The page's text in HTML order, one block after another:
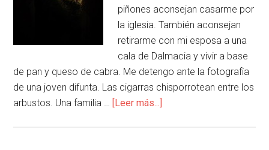
piñones aconsejan casarme por
la iglesia. También aconsejan
retirarme con mi esposa a una
cala de Dalmacia y vivir a base
de pan y queso de cabra. Me detengo ante la fotografía
de una joven difunta. Las cigarras chisporrotean entre los
arbustos. Una familia … [Leer más...]